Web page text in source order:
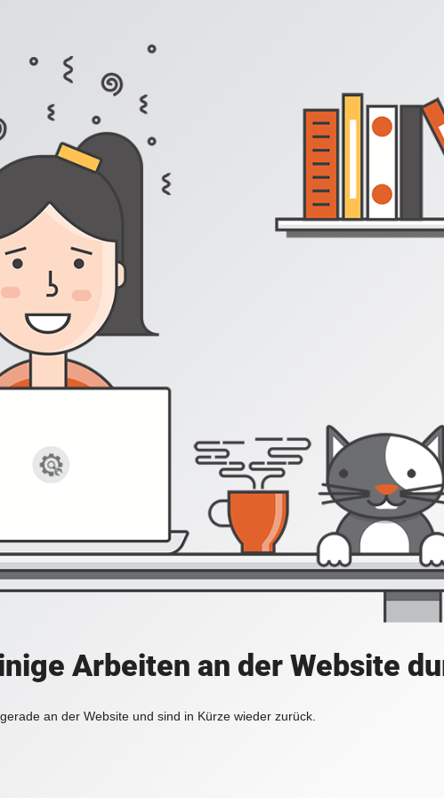
Arbeiten an der Website
an der Website und sind in Kürze wieder zurück.